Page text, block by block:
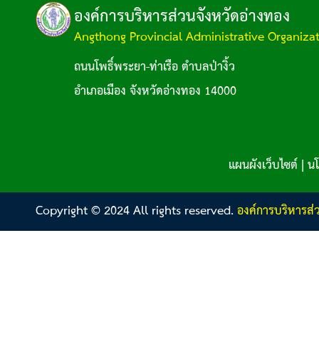
องค์การบริหารส่วนจังหวัดอ่างทอง
Angthong Provincial Administrative
ถนนโพธิ์พระยา-ท่าเรือ ตำบลป่างิ้ว
อำเภอเมือง จังหวัดอ่างทอง 14000
แผนผังเว็บไซต์|น
Copyright © 2024 All rights reserved.องค์การบริหาร